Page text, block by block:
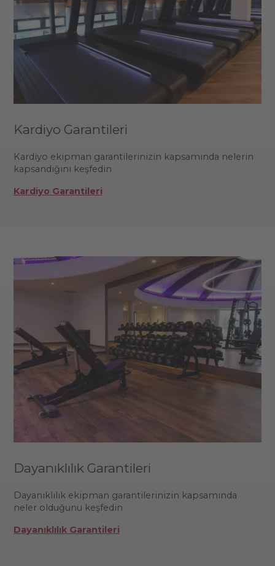
Kardiyo Garantileri
Kardiyo ekipman garantilerinizin kapsamında nelerin
kapsandığını keşfedin
Kardiyo Garantileri
Dayanıklılık Garantileri
Dayanıklılık ekipman garantilerinizin kapsamında
neler olduğunu keşfedin
Dayanıklılık Garantileri